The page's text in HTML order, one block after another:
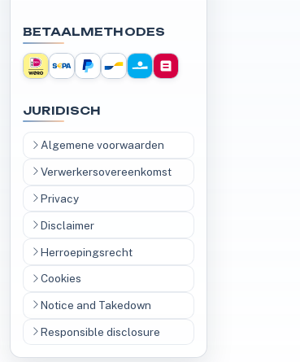
BETAALMETHODES
JURIDISCH
Algemene voorwaarden
Verwerkersovereenkomst
Privacy
Disclaimer
Herroepingsrecht
Cookies
Notice and Takedown
Responsible disclosure